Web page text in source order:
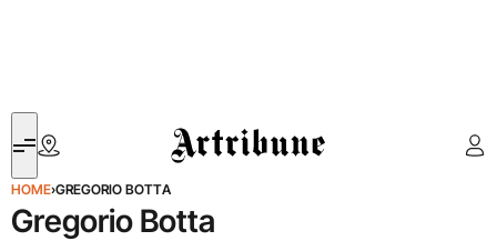
Artribune
HOME›GREGORIO BOTTA
Gregorio Botta